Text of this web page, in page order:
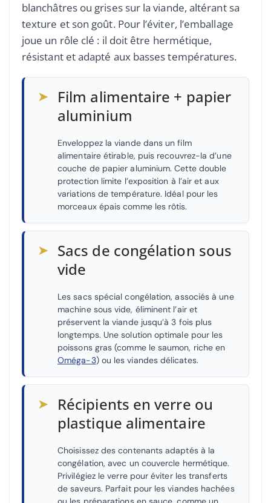
blanchâtres ou grises sur la viande, altérant sa
texture et son goût. Pour l’éviter, l’emballage
joue un rôle clé : il doit être hermétique,
résistant et adapté aux basses températures.
➤ Film alimentaire + papier
aluminium
Enveloppez la viande dans un film
alimentaire étirable, puis recouvrez-la d’une
couche de papier aluminium. Cette double
protection limite l’exposition à l’air et aux
variations de température. Idéal pour les
morceaux épais comme les rôtis.
➤ Sacs de congélation sous
vide
Les sacs spécial congélation, associés à une
machine sous vide, éliminent l’air et
préservent la viande jusqu’à 3 fois plus
longtemps. Une solution optimale pour les
poissons gras (comme le saumon, riche en
Oméga-3) ou les viandes délicates.
➤ Récipients en verre ou
plastique alimentaire
Choisissez des contenants adaptés à la
congélation, avec un couvercle hermétique.
Privilégiez le verre pour éviter les transferts
de saveurs. Parfait pour les viandes hachées